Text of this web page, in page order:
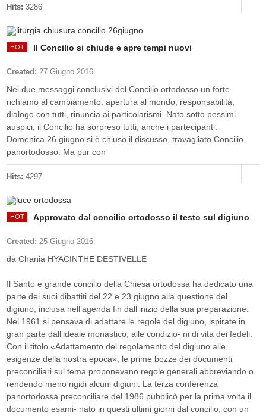
Hits: 3286
Il Concilio si chiude e apre tempi nuovi
Created: 27 Giugno 2016
Nei due messaggi conclusivi del Concilio ortodosso un forte
richiamo al cambiamento: apertura al mondo, responsabilità,
dialogo con tutti, rinuncia ai particolarismi. Nato sotto pessimi
auspici, il Concilio ha sorpreso tutti, anche i partecipanti.
Domenica 26 giugno si è chiuso il discusso, travagliato Concilio
panortodosso. Ma pur con
Hits: 4297
Approvato dal concilio ortodosso il testo sul digiuno
Created: 25 Giugno 2016
da Chania HYACINTHE DESTIVELLE
Il Santo e grande concilio della Chiesa ortodossa ha dedicato una
parte dei suoi dibattiti del 22 e 23 giugno alla questione del
digiuno, inclusa nell’agenda fin dall’inizio della sua preparazione.
Nel 1961 si pensava di adattare le regole del digiuno, ispirate in
gran parte dall’ideale monastico, alle condizio- ni di vita dei fedeli.
Con il titolo «Adattamento del regolamento del digiuno alle
esigenze della nostra epoca», le prime bozze dei documenti
preconciliari sul tema proponevano regole generali abbreviando o
rendendo meno rigidi alcuni digiuni. La terza conferenza
panortodossa preconciliare del 1986 pubblicò per la prima volta il
documento esami- nato in questi ultimi giorni dal concilio, con un